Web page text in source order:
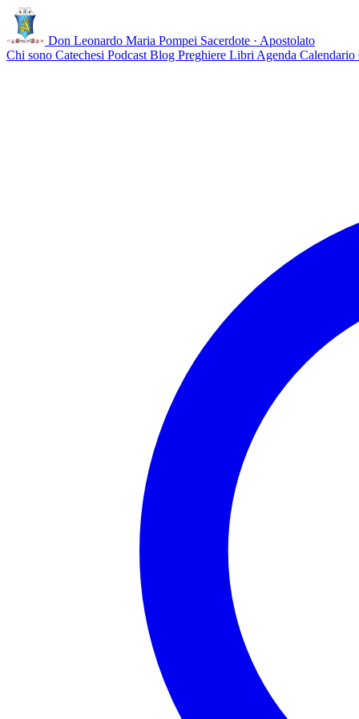
Don Leonardo Maria Pompei Sacerdote · Apostolato
Chi sono Catechesi Podcast Blog Preghiere Libri Agenda Calendario